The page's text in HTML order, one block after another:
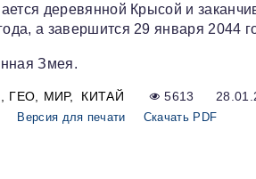
деревянной Крысой и
а завершится 29 января 2044
Змея.
ГЕО МИР КИТАЙ 5613
Версия для печати Скачать PDF